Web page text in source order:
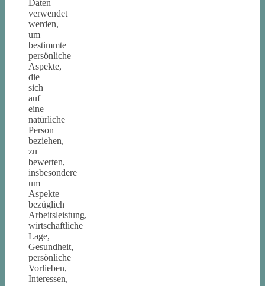
Daten
verwendet
werden,
um
bestimmte
persönliche
Aspekte,
die
sich
auf
eine
natürliche
Person
beziehen,
zu
bewerten,
insbesondere
um
Aspekte
bezüglich
Arbeitsleistung,
wirtschaftliche
Lage,
Gesundheit,
persönliche
Vorlieben,
Interessen,